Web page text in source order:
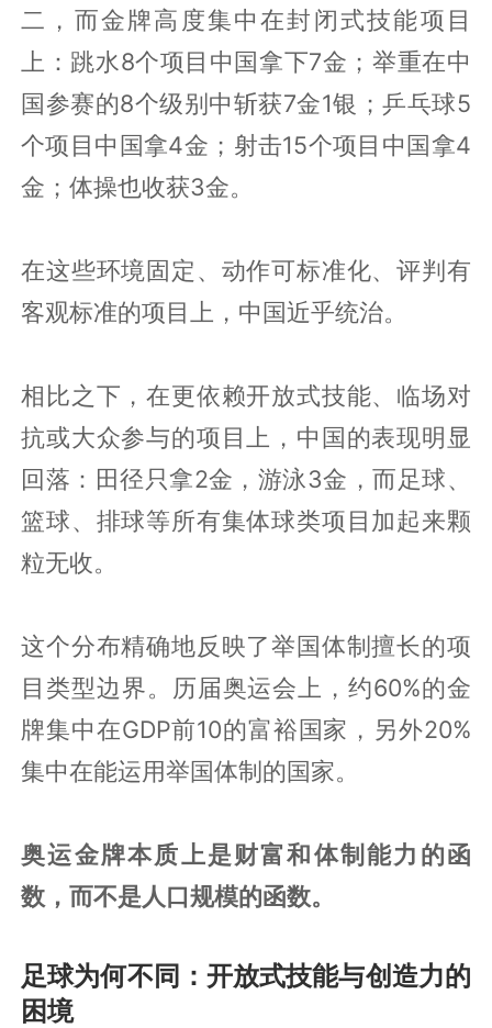
二，而金牌高度集中在封闭式技能项目
上：跳水8个项目中国拿下7金；举重在中
国参赛的8个级别中斩获7金1银；乒乓球5
个项目中国拿4金；射击15个项目中国拿4
金；体操也收获3金。
在这些环境固定、动作可标准化、评判有
客观标准的项目上，中国近乎统治。
相比之下，在更依赖开放式技能、临场对
抗或大众参与的项目上，中国的表现明显
回落：田径只拿2金，游泳3金，而足球、
篮球、排球等所有集体球类项目加起来颗
粒无收。
这个分布精确地反映了举国体制擅长的项
目类型边界。历届奥运会上，约60%的金
牌集中在GDP前10的富裕国家，另外20%
集中在能运用举国体制的国家。
奥运金牌本质上是财富和体制能力的函
数，而不是人口规模的函数。
足球为何不同：开放式技能与创造力的
困境